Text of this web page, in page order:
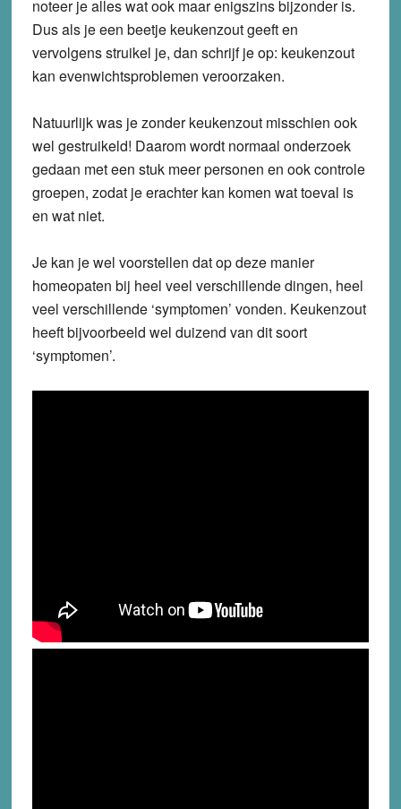
noteer je alles wat ook maar enigszins bijzonder is.
Dus als je een beetje keukenzout geeft en
vervolgens struikel je, dan schrijf je op: keukenzout
kan evenwichtsproblemen veroorzaken.
Natuurlijk was je zonder keukenzout misschien ook
wel gestruikeld! Daarom wordt normaal onderzoek
gedaan met een stuk meer personen en ook controle
groepen, zodat je erachter kan komen wat toeval is
en wat niet.
Je kan je wel voorstellen dat op deze manier
homeopaten bij heel veel verschillende dingen, heel
veel verschillende ‘symptomen’ vonden. Keukenzout
heeft bijvoorbeeld wel duizend van dit soort
‘symptomen’.